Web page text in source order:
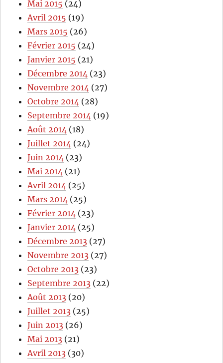
Mai 2015 (24)
Avril 2015 (19)
Mars 2015 (26)
Février 2015 (24)
Janvier 2015 (21)
Décembre 2014 (23)
Novembre 2014 (27)
Octobre 2014 (28)
Septembre 2014 (19)
Août 2014 (18)
Juillet 2014 (24)
Juin 2014 (23)
Mai 2014 (21)
Avril 2014 (25)
Mars 2014 (25)
Février 2014 (23)
Janvier 2014 (25)
Décembre 2013 (27)
Novembre 2013 (27)
Octobre 2013 (23)
Septembre 2013 (22)
Août 2013 (20)
Juillet 2013 (25)
Juin 2013 (26)
Mai 2013 (21)
Avril 2013 (30)